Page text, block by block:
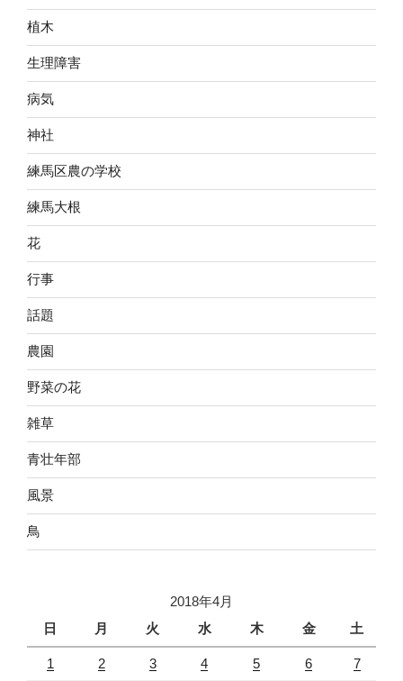
植木
生理障害
病気
神社
練馬区農の学校
練馬大根
花
行事
話題
農園
野菜の花
雑草
青壮年部
風景
鳥
2018年4月
日
月 火 水 木 金 土
1 2 3 4 5 6 7